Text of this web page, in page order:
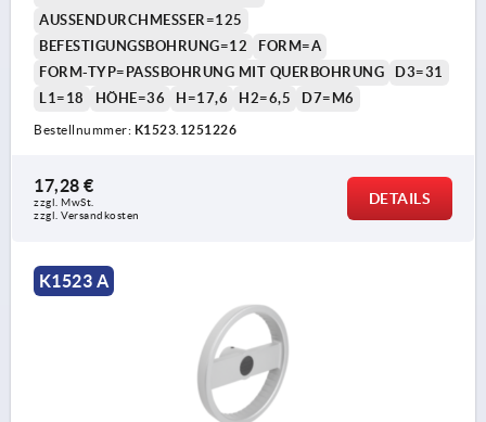
AUSSENDURCHMESSER=125
BEFESTIGUNGSBOHRUNG=12
FORM=A
FORM-TYP=PASSBOHRUNG MIT QUERBOHRUNG
D3=31
L1=18
HÖHE=36 H=17,6 H2=6,5 D7=M6
Bestellnummer: K1523.1251226
17,28 €
zzgl. MwSt.
zzgl. Versandkosten
DETAILS
K1523 A